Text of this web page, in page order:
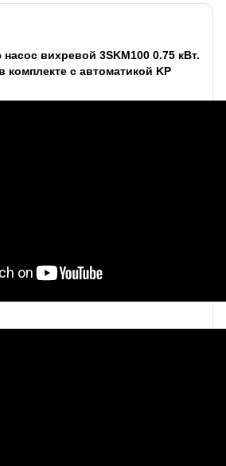
вихревой 3SKM100 0.75 кВт.
комплекте с автоматикой KP